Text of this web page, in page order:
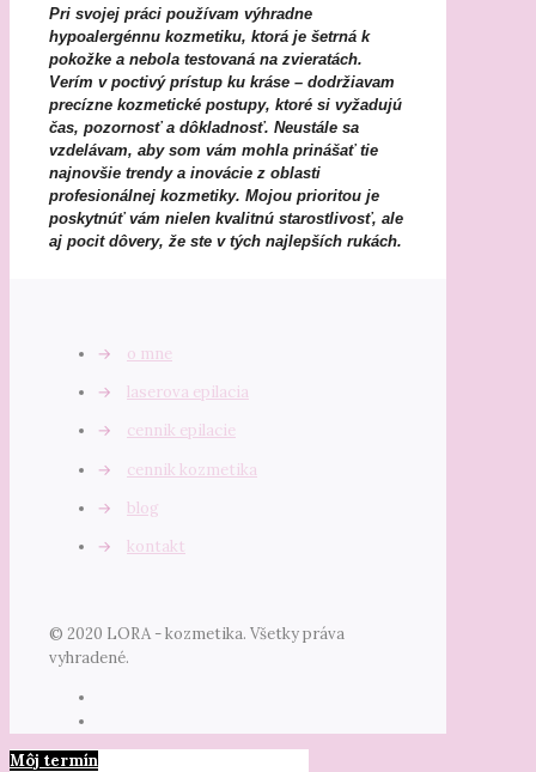
Pri svojej práci používam výhradne
hypoalergénnu kozmetiku, ktorá je šetrná k
pokožke a nebola testovaná na zvieratách.
Verím v poctivý prístup ku kráse – dodržiavam
precízne kozmetické postupy, ktoré si vyžadujú
čas, pozornosť a dôkladnosť. Neustále sa
vzdelávam, aby som vám mohla prinášať tie
najnovšie trendy a inovácie z oblasti
profesionálnej kozmetiky. Mojou prioritou je
poskytnúť vám nielen kvalitnú starostlivosť, ale
aj pocit dôvery, že ste v tých najlepších rukách.
→
o mne
→
laserova epilacia
→
cennik epilacie
→
cennik kozmetika
→
blog
→
kontakt
© 2020 LORA - kozmetika. Všetky práva
vyhradené.
Môj termín